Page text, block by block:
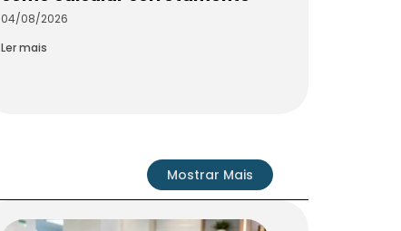
04/08/2026
Ler mais
Mostrar Mais